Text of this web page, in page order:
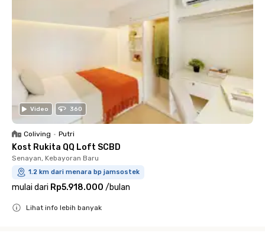
Video 360
Coliving • Putri
Kost Rukita QQ Loft SCBD
Senayan, Kebayoran Baru
1.2 km dari menara bp jamsostek
mulai dari Rp5.918.000 /bulan
Lihat info lebih banyak